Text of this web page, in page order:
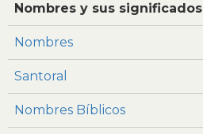
Nombres y sus significados
Nombres
Santoral
Nombres Bíblicos